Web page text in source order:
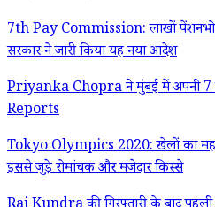
7th Pay Commission: लाखों
सरकार ने जारी किया यह नया आदेश
Priyanka Chopra ने मुंबई में अपनी 7
Reports
Tokyo Olympics 2020: खेलों का
इससे जुड़े रोमांचक और मजेदार किस्से